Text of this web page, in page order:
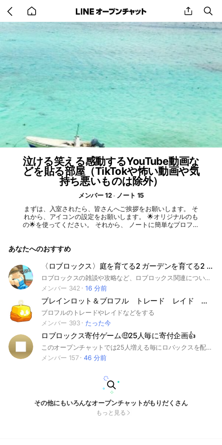
back
to
home
share
泣ける笑える感動するYouTube動画な
どを貼る部屋（TikTokや怖い動画や気
持ち悪いものは除外）
メンバー 12
ノート 15
まずは、入室されたら、皆さんへご挨拶をお願いします。 そ
れから、アイコンの設定をお願いします。 🌟オリジナルのも
の🌟を使ってください。 それから、 ノートに簡単なプロフを
て。 こちらのお部屋は泣いたり笑ったりなどすることで心の
れるようなお部屋になると良いなぁと思って作りました。ふと
見かけて感動したり面白かった映画や出来事や動画、自分のオ
ススメや動画やオススメ音楽などをYouTubeなどのリンクなど
を使ったりして共有してください。動画そのものは重くなる可
能性がるので貼るのはNG🙅‍♂️ FBやインスタなどは登録してな
い方は見れないので🆖とします。 動画はYouTubeから貼って
いただいた方が良いと思います。 連投は３つまで。 写真やス
タンプは大きすぎないものは〜3枚まで貼って良いです。 皆さ
んへのオススメ映画や音楽や本や出来事などについての雑談な
ども可能です。メンバーさんの気分が重くなるような内容や愚
痴や病気などや怖いものや気持ち悪いものなどはできるだけ話
さないようにお願いします。でも、思いやりをもって接してあ
げてくださいね。たまに聞いてもらうのはありですが、相手に
いてもらうなどしてもらってください。一方的に話し続けたり
かまってちゃんな態度はルール違反となりますので強制になる
事もありますので予めご了承ください。 #泣ける #笑える #
感動 #ほっこり #癒し #浄化 #免疫力アップ #心に寄
り添う#動画#YouTube #写真 #動画 #雑談
あなたへのおすすめ
〈ロブロックス〉庭を育てる2 ガーデンを育てる2 庭2
ロブロックスの雑談や攻略など、ロブロックス関連について話しているとこです！！ 管理人だんご 旧動画班タワーディフェンスオプ 旧ガーデンタワーディフェンスオプ 新初心者タワーディフェンス #りりりよ #動画班 #動画班タワーディフェンス #タワーディフェンス #動画班タワーディフェンスX #ブロフル #ブロックスフルーツ #トイタワ #トイレットタワーディフェンス #フナフ #FNTD #スキタワ #スキビティ #ヌーブタワーディフェンス #ヌブタワ#呪術 #ロブロックス #ロブロ #庭 #庭を育てる #庭を成長させる#ブレインロット#ブレインロットを盗む#トイレットタワーディフェンス#ガーデンタワーディフェンス#DIG #掘る #ロブロックス#grow a garden #庭タワ #ガータワ #初心者タワーディフェンス #ヌーブタワーディフェンス
メンバー 342
16 分前
ブレインロット＆ブロフル トレード レイド 手伝い v4 ブロフルやってる人来てー！
ブロフルのトレードやレイドなどをする
メンバー 393
たった今
ロブロックス寄付ゲーム🤑25人毎に寄付企画👍
このオープンチャットでは25人増える毎にロバックスを配布してます💰 ロバックスを手に入れたい、新しいスキンが欲しい方はぜひ参加してください👍#ロバックス#寄付ゲーム#ロブロックス
メンバー 157
46 分前
その他にもいろんなオープンチャットがもりだくさん
もっと見る